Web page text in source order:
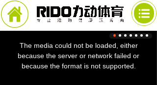
The media could not be loaded, either
because the server or network failed or
because the format is not supported.